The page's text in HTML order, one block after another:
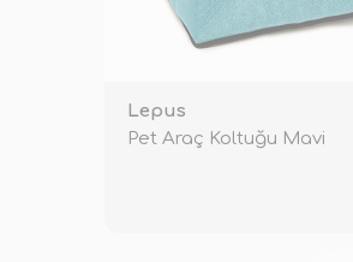
Lepus
Pet Araç Koltuğu Mavi